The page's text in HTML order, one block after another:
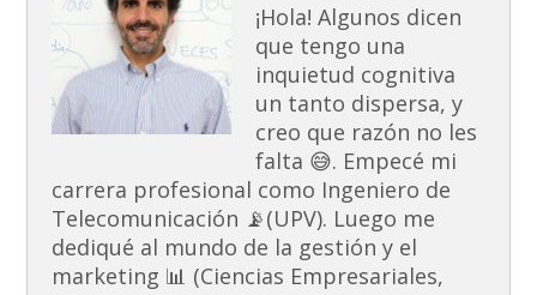
¡Hola! Algunos dicen
que tengo una
inquietud cognitiva
un tanto dispersa, y
creo que razón no les
falta 😅. Empecé mi
carrera profesional como Ingeniero de
Telecomunicación 📡(UPV). Luego me
dediqué al mundo de la gestión y el
marketing 📊 (Ciencias Empresariales,